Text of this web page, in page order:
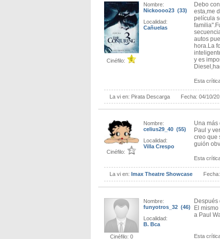
Cinéfilo:
Nombre:
Nickoooo23 (33)
Localidad:
Cañuelas
Debo
esta,me
película
autos
hora.La
y es
Esta
La vi en: Pirata Descarga Fecha:04/10/
Cinéfilo:
Nombre:
celius29_40 (55)
Localidad:
Villa Crespo
Una más
Paul y
creo que
guión
Esta
La vi en: Imax Theatre Showcase
Cinéfilo: 0
Nombre:
funyotros_32 (46)
Localidad:
B. Bca
Después
El
a Paul
Esta